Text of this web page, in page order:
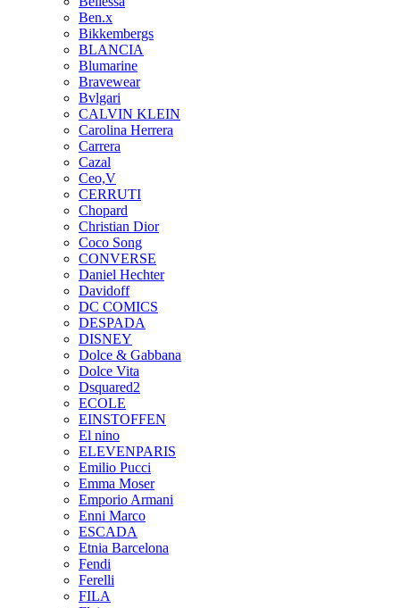
Ben.x
Bikkembergs
BLANCIA
Blumarine
Bravewear
Bvlgari
CALVIN KLEIN
Carolina Herrera
Carrera
Cazal
Ceo,V
CERRUTI
Chopard
Christian Dior
Coco Song
CONVERSE
Daniel Hechter
Davidoff
DC COMICS
DESPADA
DISNEY
Dolce & Gabbana
Dolce Vita
Dsquared2
ECOLE
EINSTOFFEN
El nino
ELEVENPARIS
Emilio Pucci
Emma Moser
Emporio Armani
Enni Marco
ESCADA
Etnia Barcelona
Fendi
Ferelli
FILA